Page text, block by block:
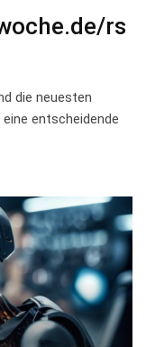
rs
die ⁤neuesten
entscheidende